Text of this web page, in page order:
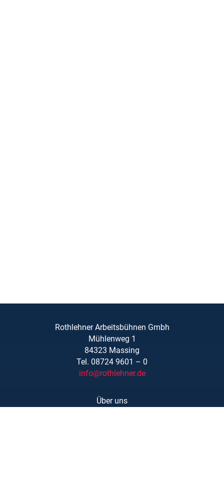
Rothlehner Arbeitsbühnen Gmbh
Mühlenweg 1
84323 Massing
Tel. 08724 9601 – 0
info@rothlehner.de
Über uns